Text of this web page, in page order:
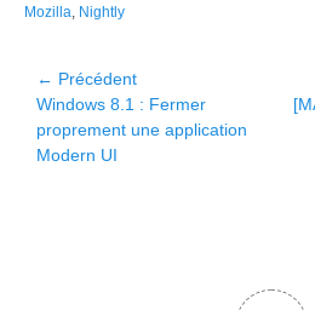
Mozilla, Nightly
Navigation
de
l’article
← Précédent
Article
précédent :
Windows 8.1 : Fermer
proprement une application
Modern UI